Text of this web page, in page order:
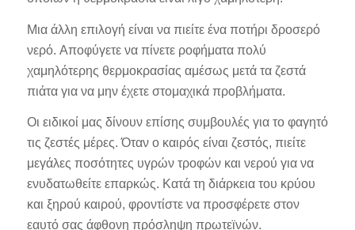
Μια άλλη επιλογή είναι να πιείτε ένα ποτήρι δροσερό
νερό. Αποφύγετε να πίνετε ροφήματα πολύ
χαμηλότερης θερμοκρασίας αμέσως μετά τα ζεστά
πιάτα για να μην έχετε στομαχικά προβλήματα.
Οι ειδικοί μας δίνουν επίσης συμβουλές για το φαγητό
τις ζεστές μέρες. Όταν ο καιρός είναι ζεστός, πιείτε
μεγάλες ποσότητες υγρών τροφών και νερού για να
ενυδατωθείτε επαρκώς. Κατά τη διάρκεια του κρύου
και ξηρού καιρού, φροντίστε να προσφέρετε στον
εαυτό σας άφθονη πρόσληψη πρωτεϊνών.